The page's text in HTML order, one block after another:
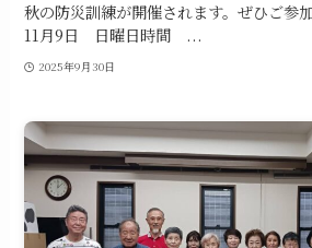
秋の防災訓練が開催されます。ぜひご参
11月9日 日曜日時間 ...
2025年9月30日